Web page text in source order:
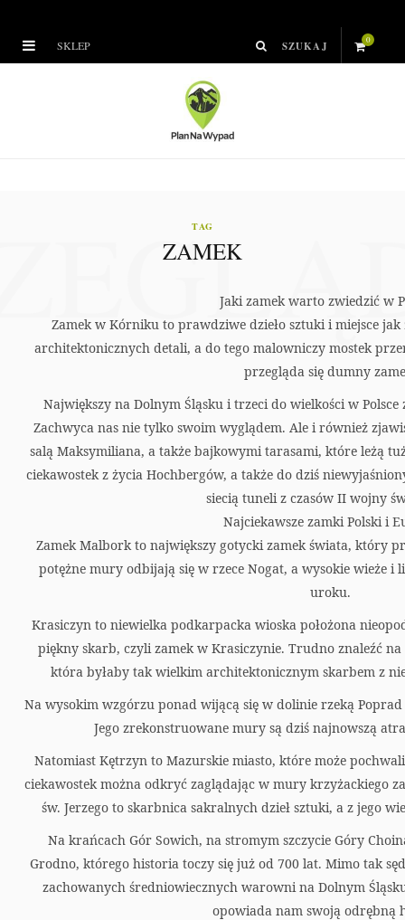
SKLEP 0
n
g
C
a
t
TAG
ZAMEK
Jaki zamek warto zwiedzić w
Zamek w Kórniku to prawdziwe dzieło sztuki i miejsce
architektonicznych detali, a do tego malowniczy mostek
przegląda się dumny
Największy na Dolnym Śląsku i trzeci do wielkości w
Zachwyca nas nie tylko swoim wyglądem. Ale i również
salą Maksymiliana, a także bajkowymi tarasami, które leżą
ciekawostek z życia Hochbergów, a także do dziś
siecią tuneli z czasów II wojny
Najciekawsze zamki Polski i
Zamek Malbork to największy gotycki zamek świata, który
potężne mury odbijają się w rzece Nogat, a wysokie wieże i
uroku.
Krasiczyn to niewielka podkarpacka wioska położona
piękny skarb, czyli zamek w Krasiczynie. Trudno znaleźć
która byłaby tak wielkim architektonicznym skarbem z
Na wysokim wzgórzu ponad wijącą się w dolinie rzeką
Jego zrekonstruowane mury są dziś najnowszą
Natomiast Kętrzyn to Mazurskie miasto, które może
ciekawostek można odkryć zaglądając w mury krzyżackiego
św. Jerzego to skarbnica sakralnych dzieł sztuki, a z jego
Na krańcach Gór Sowich, na stromym szczycie Góry
Grodno, którego historia toczy się już od 700 lat. Mimo tak
zachowanych średniowiecznych warowni na Dolnym
opowiada nam swoją odrębną